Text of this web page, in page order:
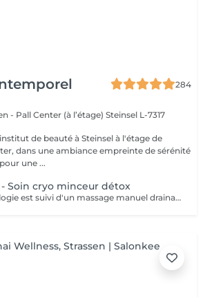
284
- Pall Center (à l’étage) Steinsel L-7317
de beauté à Steinsel à l'étage de
dans une ambiance empreinte de sérénité
une ...
- Soin cryo minceur détox
Ce soin endermologie est suivi d'un massage manuel drainant au baume de modelage cryo. Il réactive les fonctions d'élimination de l'organisme, active les échanges circulatoires, élimine et draine les toxines et stimule la circulation lymphatique. - Actifs décongestionnants, drainants et tonifiants - Amélioration de la circulation sanguine et réduction de l'inflammation, adieu les jambes lourdes, gonflées et douloureuses - Convient également au femmes enceintes et allaitantes